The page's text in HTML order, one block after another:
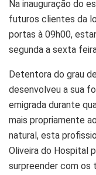
Na inauguração do
futuros clientes da
portas à 09h00,
segunda a sexta
Detentora do grau
desenvolveu a sua
emigrada durante
mais propriamente
natural, esta
Oliveira do Hospital
surpreender com os